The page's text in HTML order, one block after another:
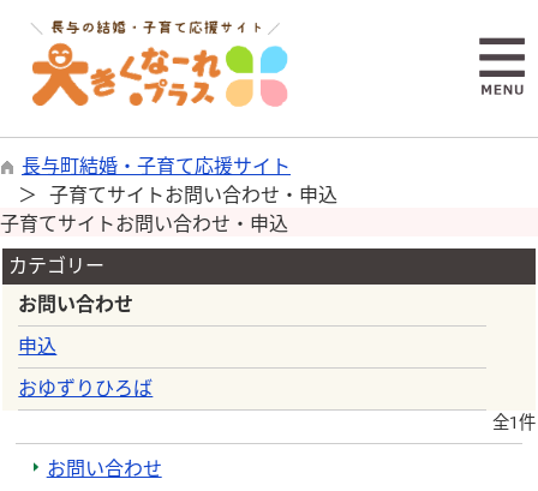
長与町結婚・子育て応援サイト
子育てサイトお問い合わせ・申込
子育てサイトお問い合わせ・申込
カテゴリー
お問い合わせ
申込
おゆずりひろば
全1件
お問い合わせ